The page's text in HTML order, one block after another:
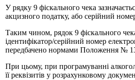
У рядку 9 фіскального чека
акцизного податку, або серійний
Таким чином, рядок 9 фiскального
ідентифікатор/серійний номер
передбачено нормами Положення №
При цьому, при програмуванні
її реквізитів у розрахунковому